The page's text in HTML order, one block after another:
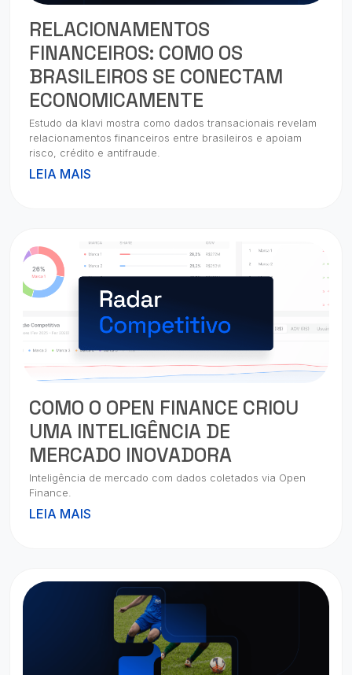
RELACIONAMENTOS
FINANCEIROS: COMO OS
BRASILEIROS SE CONECTAM
ECONOMICAMENTE
Estudo da klavi mostra como dados transacionais revelam
relacionamentos financeiros entre brasileiros e apoiam
risco, crédito e antifraude.
LEIA MAIS
COMO O OPEN FINANCE CRIOU
UMA INTELIGÊNCIA DE
MERCADO INOVADORA
Inteligência de mercado com dados coletados via Open
Finance.
LEIA MAIS